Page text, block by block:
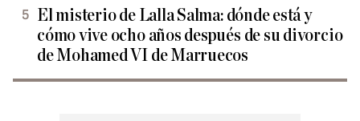
El misterio de Lalla Salma: dónde está y
cómo vive ocho años después de su divorcio
de Mohamed VI de Marruecos